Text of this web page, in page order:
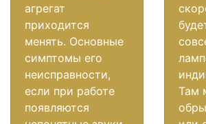
агрегат
приходится
менять. Основные
симптомы его
неисправности,
если при работе
появляются
Там